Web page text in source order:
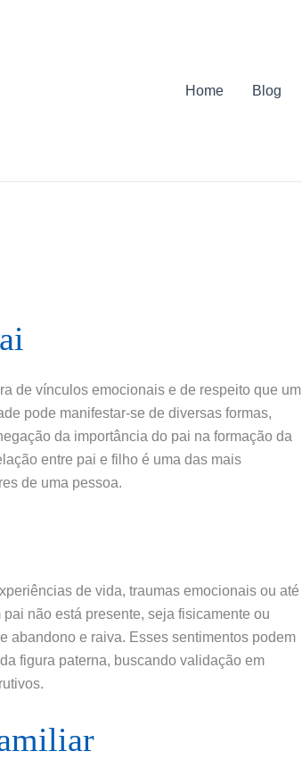
Home Blog
de vínculos emocionais e de respeito que um
pode manifestar-se de diversas formas,
da importância do pai na formação da
entre pai e filho é uma das mais
de uma pessoa.
de vida, traumas emocionais ou até
não está presente, seja fisicamente ou
abandono e raiva. Esses sentimentos podem
figura paterna, buscando validação em